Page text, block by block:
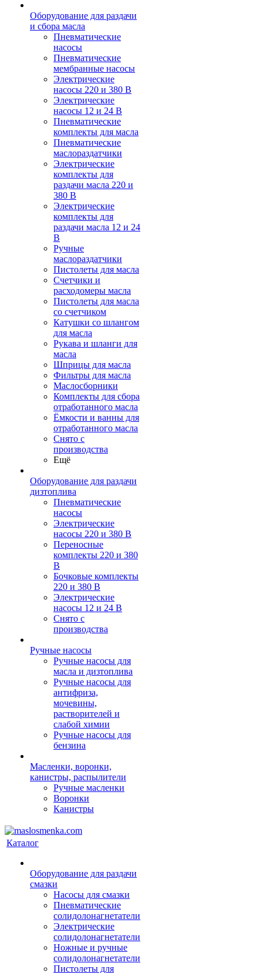
Оборудование для раздачи
и сбора масла
Пневматические
насосы
Пневматические
мембранные насосы
Электрические
насосы 220 и 380 В
Электрические
насосы 12 и 24 В
Пневматические
комплекты для масла
Пневматические
маслораздатчики
Электрические
комплекты для
раздачи масла 220 и
380 В
Электрические
комплекты для
раздачи масла 12 и 24
В
Ручные
маслораздатчики
Пистолеты для масла
Счетчики и
расходомеры масла
Пистолеты для масла
со счетчиком
Катушки со шлангом
для масла
Рукава и шланги для
масла
Шприцы для масла
Фильтры для масла
Маслосборники
Комплекты для сбора
отработанного масла
Ёмкости и ванны для
отработанного масла
Снято с
производства
Ещё
Оборудование для раздачи
дизтоплива
Пневматические
насосы
Электрические
насосы 220 и 380 В
Переносные
комплекты 220 и 380
В
Бочковые комплекты
220 и 380 В
Электрические
насосы 12 и 24 В
Снято с
производства
Ручные насосы
Ручные насосы для
масла и дизтоплива
Ручные насосы для
антифриза,
мочевины,
растворителей и
слабой химии
Ручные насосы для
бензина
Масленки, воронки,
канистры, распылители
Ручные масленки
Воронки
Канистры
Каталог
Оборудование для раздачи
смазки
Насосы для смазки
Пневматические
солидолонагнетатели
Электрические
солидолонагнетатели
Ножные и ручные
солидолонагнетатели
Пистолеты для